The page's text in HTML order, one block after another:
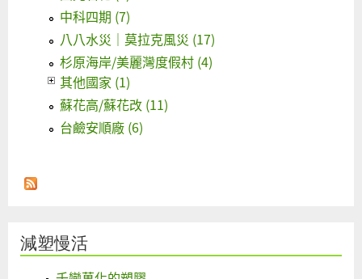
中科四期 (7)
八八水災｜莫拉克風災 (17)
杉原海岸/美麗灣度假村 (4)
其他國家 (1)
蘇花高/蘇花改 (11)
台鹼安順廠 (6)
減塑慢活